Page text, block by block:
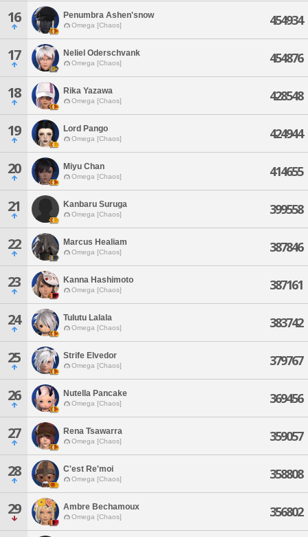
16 Penumbra Ashen'snow
Omega [Chaos] 454934
17 Neliel Oderschvank
Omega [Chaos] 454876
18 Rika Yazawa
Omega [Chaos] 428548
19 Lord Pango
Omega [Chaos] 424944
20 Miyu Chan
Omega [Chaos] 414655
21 Kanbaru Suruga
Omega [Chaos] 399558
22 Marcus Healiam
Omega [Chaos] 387846
23 Kanna Hashimoto
Omega [Chaos] 387161
24 Tulutu Lalala
Omega [Chaos] 383742
25 Strife Elvedor
Omega [Chaos] 379767
26 Nutella Pancake
Omega [Chaos] 369456
27 Rena Tsawarra
Omega [Chaos] 359057
28 C'est Re'moi
Omega [Chaos] 358808
29 Ambre Bechamoux
Omega [Chaos] 356802